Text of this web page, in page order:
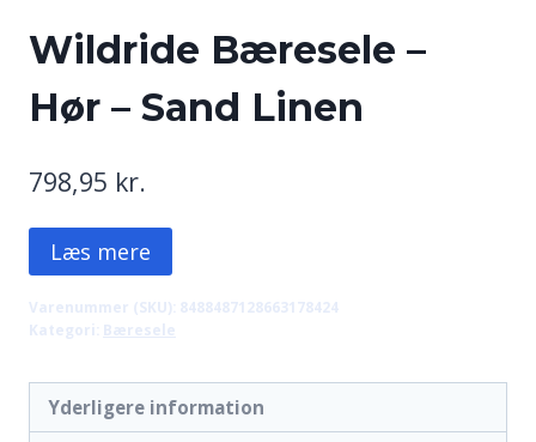
Wildride Bæresele –
Hør – Sand Linen
798,95 kr.
Læs mere
Varenummer (SKU): 8488487128663178424
Kategori: Bæresele
Yderligere information